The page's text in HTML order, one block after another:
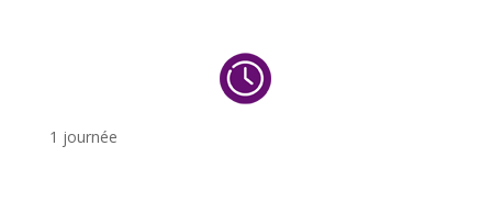
1 journée